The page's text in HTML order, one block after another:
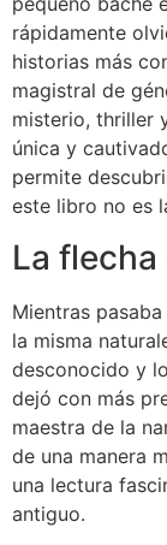
rápidamente
historias más
magistral de
misterio, thriller
única y
permite
este libro no es
La
Mientras
la misma
desconocido y
dejó con más
maestra de la
de una manera
una lectura
antiguo.